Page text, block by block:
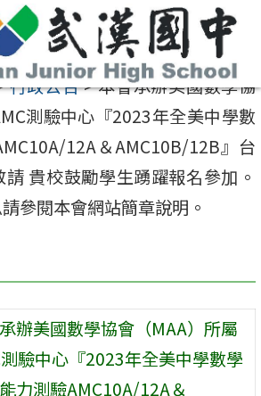
行政公告>本會承辦美國數學協
測驗中心『2023年全美中學數
12A＆AMC10B/12B』台
貴校鼓勵學生踴躍報名參加。
參閱本會網站簡章說明。
辦美國數學協會（MAA）所屬
驗中心『2023年全美中學數學
力測驗AMC10A/12A＆